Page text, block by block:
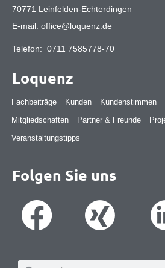
70771 Leinfelden-Echterdingen
E-mail: office@loquenz.de
Telefon: 0711 7585778-70
Loquenz
Fachbeiträge Kunden Kundenstimmen
Mitgliedschaften
Partner & Freunde
Veranstaltungstipps
Folgen Sie uns